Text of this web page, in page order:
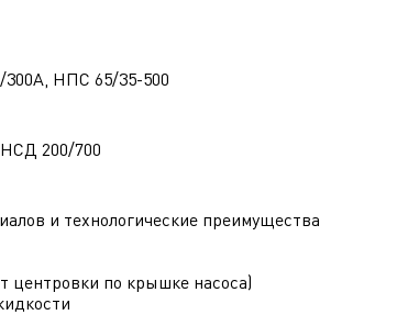
300А, НПС 65/35-500
200/700
и технологические преимущества
центровки по крышке насоса)